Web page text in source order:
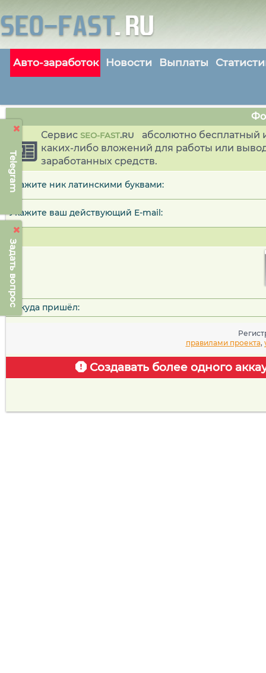
Telegram
Задать вопрос
Авто-заработок Новости Выплаты
Сервис SEO-FAST.RU
абсолютно бесплатный
каких-либо вложений для работы или
заработанных средств.
Укажите ник латинскими буквами:
Укажите ваш действующий E-mail:
Откуда пришёл:
правилами проекта,
Создавать более одного